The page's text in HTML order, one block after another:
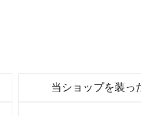
当ショップを装っ